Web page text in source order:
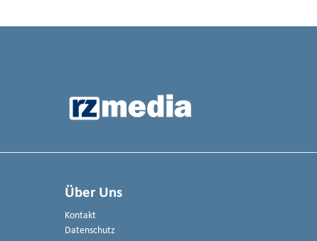
Über Uns
Kontakt
Datenschutz